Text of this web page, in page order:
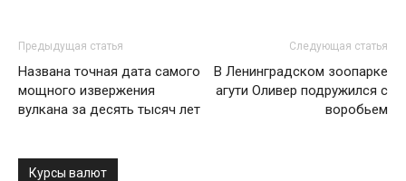
Предыдущая статья
Названа точная дата самого
мощного извержения
вулкана за десять тысяч лет
Следующая статья
В Ленинградском зоопарке
агути Оливер подружился с
воробьем
Курсы валют